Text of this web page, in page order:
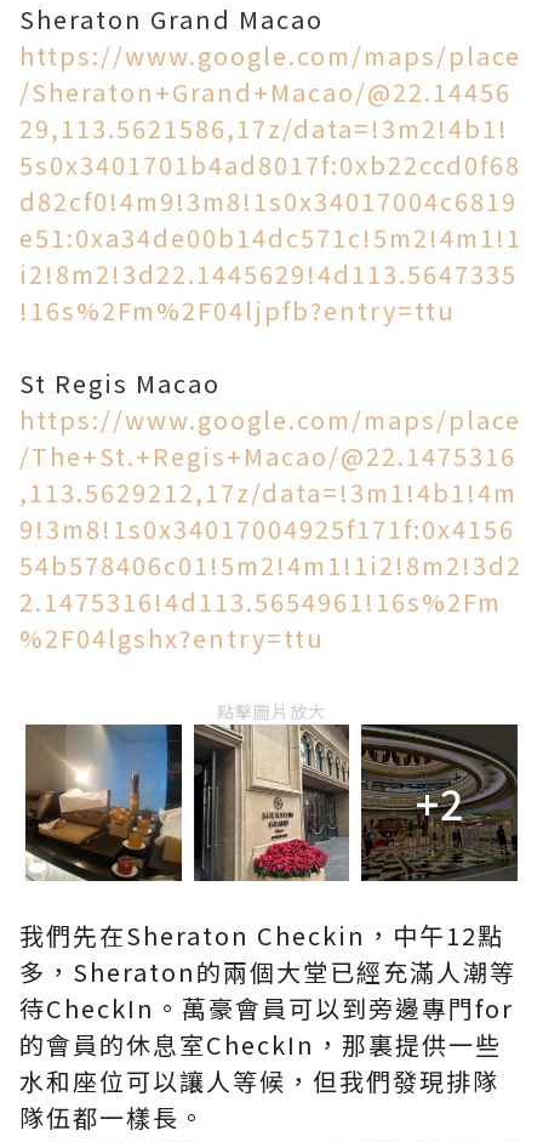
Sheraton Grand Macao
https://www.google.com/maps/place
/Sheraton+Grand+Macao/@22.14456
29,113.5621586,17z/data=!3m2!4b1!
5s0x3401701b4ad8017f:0xb22ccd0f68
d82cf0!4m9!3m8!1s0x34017004c6819
e51:0xa34de00b14dc571c!5m2!4m1!1
i2!8m2!3d22.1445629!4d113.5647335
!16s%2Fm%2F04ljpfb?entry=ttu
St Regis Macao
https://www.google.com/maps/place
/The+St.+Regis+Macao/@22.1475316
,113.5629212,17z/data=!3m1!4b1!4m
9!3m8!1s0x34017004925f171f:0x4156
54b578406c01!5m2!4m1!1i2!8m2!3d2
2.1475316!4d113.5654961!16s%2Fm
%2F04lgshx?entry=ttu
點擊圖片放大
+2
我們先在Sheraton Checkin，中午12點
多，Sheraton的兩個大堂已經充滿人潮等
待CheckIn。萬豪會員可以到旁邊專門for
的會員的休息室CheckIn，那裏提供一些
水和座位可以讓人等候，但我們發現排隊
隊伍都一樣長。